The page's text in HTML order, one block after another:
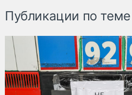
Публикации по теме